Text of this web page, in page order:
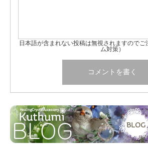
日本語が含まれない投稿は無視されますので
ム対策）